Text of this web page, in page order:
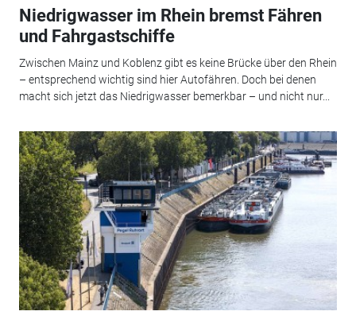
Niedrigwasser im Rhein bremst Fähren
und Fahrgastschiffe
Zwischen Mainz und Koblenz gibt es keine Brücke über den Rhein
– entsprechend wichtig sind hier Autofähren. Doch bei denen
macht sich jetzt das Niedrigwasser bemerkbar – und nicht nur...